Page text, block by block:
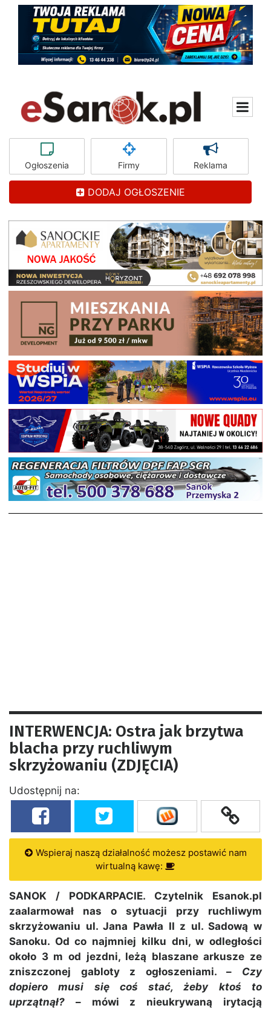
Ogłoszenia Firmy Reklama
DODAJ OGŁOSZENIE
INTERWENCJA: Ostra jak brzytwa
blacha przy ruchliwym
skrzyżowaniu (ZDJĘCIA)
Udostępnij na:
Wspieraj naszą działalność możesz postawić nam
wirtualną kawę:
SANOK / PODKARPACIE. Czytelnik Esanok.pl
zaalarmował nas o sytuacji przy ruchliwym
skrzyżowaniu ul. Jana Pawła II z ul. Sadową w
Sanoku. Od co najmniej kilku dni, w odległości
około 3 m od jezdni, leżą blaszane arkusze ze
zniszczonej gabloty z ogłoszeniami. – Czy
dopiero musi się coś stać, żeby ktoś to
uprzątnął? – mówi z nieukrywaną irytacją